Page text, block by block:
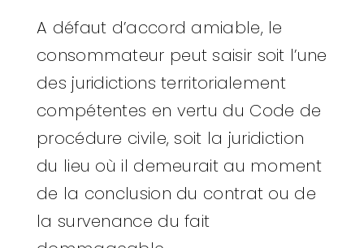
A défaut d’accord amiable, le
consommateur peut saisir soit l’une
des juridictions territorialement
compétentes en vertu du Code de
procédure civile, soit la juridiction
du lieu où il demeurait au moment
de la conclusion du contrat ou de
la survenance du fait